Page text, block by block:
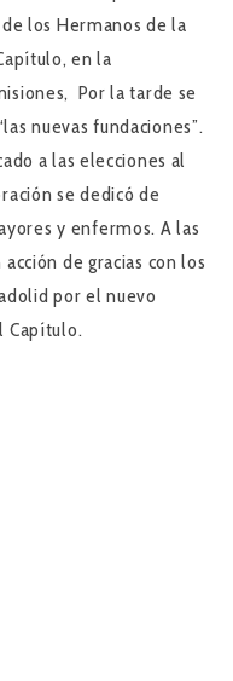
los Hermanos de la
en la
Por la tarde se
nuevas fundaciones”.
a las elecciones al
se dedicó de
y enfermos. A las
de gracias con los
por el nuevo
Capítulo.